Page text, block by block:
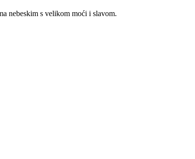
nebeskim s velikom moći i slavom.